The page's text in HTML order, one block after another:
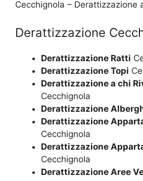
Cecchignola – Derattizzazione
Derattizzazione
Derattizzazione Ratti
Derattizzazione Topi
Derattizzazione a chi
Cecchignola
Derattizzazione
Derattizzazione
Cecchignola
Derattizzazione
Cecchignola
Derattizzazione Aree